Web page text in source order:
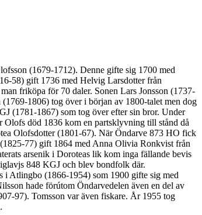
(1679-1712). Denne gifte sig 1700 med
58) gift 1736 med Helvig Larsdotter från
friköpa för 70 daler. Sonen Lars Jonsson (1737-
1806) tog över i början av 1800-talet men dog
(1781-1867) som tog över efter sin bror. Under
Olofs död 1836 kom en partsklyvning till stånd då
Olofsdotter (1801-67). När Öndarve 873 HO fick
77) gift 1864 med Anna Olivia Ronkvist från
arsenik i Doroteas lik kom inga fällande bevis
848 KGJ och blev bondfolk där.
i Atlingbo (1866-1954) som 1900 gifte sig med
hade förútom Öndarvedelen även en del av
97). Tomsson var även fiskare. År 1955 tog